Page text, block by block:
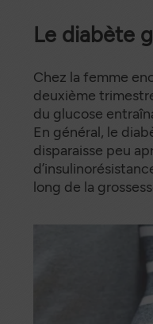
Le diabète
Chez la femme
deuxième
du glucose
En général, le
disparaisse peu
long de la